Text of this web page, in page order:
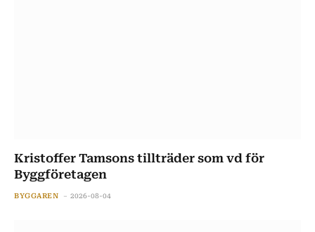
Kristoffer Tamsons tillträder som vd för
Byggföretagen
BYGGAREN 2026-08-04